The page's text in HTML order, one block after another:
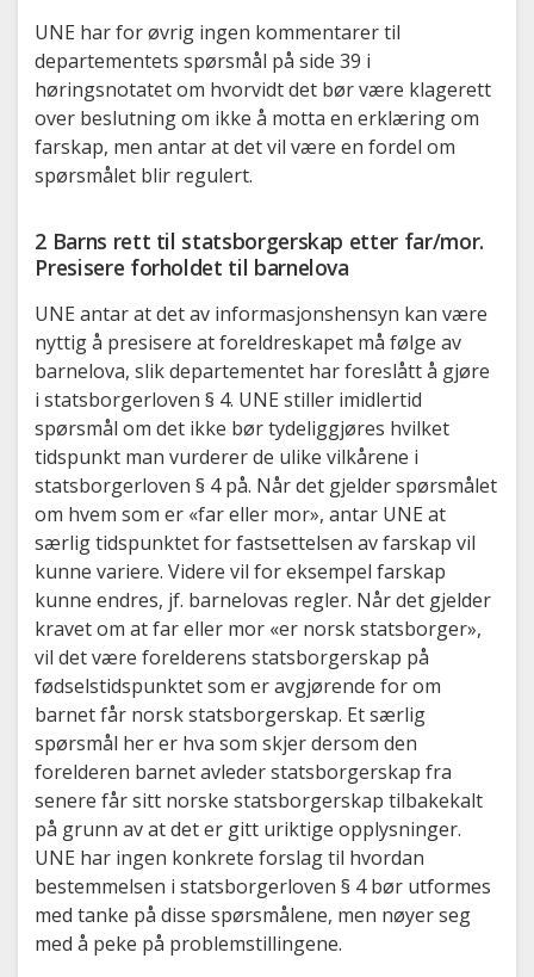
UNE har for øvrig ingen kommentarer til
departementets spørsmål på side 39 i
høringsnotatet om hvorvidt det bør være klagerett
over beslutning om ikke å motta en erklæring om
farskap, men antar at det vil være en fordel om
spørsmålet blir regulert.
2 Barns rett til statsborgerskap etter far/mor.
Presisere forholdet til barnelova
UNE antar at det av informasjonshensyn kan være
nyttig å presisere at foreldreskapet må følge av
barnelova, slik departementet har foreslått å gjøre
i statsborgerloven § 4. UNE stiller imidlertid
spørsmål om det ikke bør tydeliggjøres hvilket
tidspunkt man vurderer de ulike vilkårene i
statsborgerloven § 4 på. Når det gjelder spørsmålet
om hvem som er «far eller mor», antar UNE at
særlig tidspunktet for fastsettelsen av farskap vil
kunne variere. Videre vil for eksempel farskap
kunne endres, jf. barnelovas regler. Når det gjelder
kravet om at far eller mor «er norsk statsborger»,
vil det være forelderens statsborgerskap på
fødselstidspunktet som er avgjørende for om
barnet får norsk statsborgerskap. Et særlig
spørsmål her er hva som skjer dersom den
forelderen barnet avleder statsborgerskap fra
senere får sitt norske statsborgerskap tilbakekalt
på grunn av at det er gitt uriktige opplysninger.
UNE har ingen konkrete forslag til hvordan
bestemmelsen i statsborgerloven § 4 bør utformes
med tanke på disse spørsmålene, men nøyer seg
med å peke på problemstillingene.